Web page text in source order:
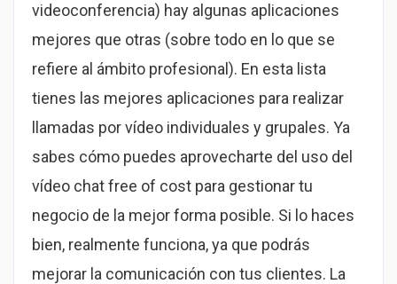
videoconferencia) hay algunas aplicaciones
mejores que otras (sobre todo en lo que se
refiere al ámbito profesional). En esta lista
tienes las mejores aplicaciones para realizar
llamadas por vídeo individuales y grupales. Ya
sabes cómo puedes aprovecharte del uso del
vídeo chat free of cost para gestionar tu
negocio de la mejor forma posible. Si lo haces
bien, realmente funciona, ya que podrás
mejorar la comunicación con tus clientes. La